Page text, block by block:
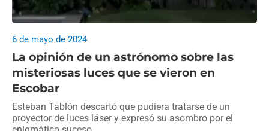
La opinión de un astrónomo sobre las
misteriosas luces que se vieron en
Escobar
6 de mayo de 2024
Esteban Tablón descartó que pudiera tratarse de un
proyector de luces láser y expresó su asombro por el